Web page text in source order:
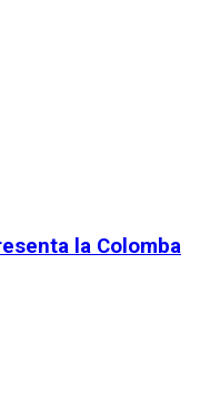
la Colomba